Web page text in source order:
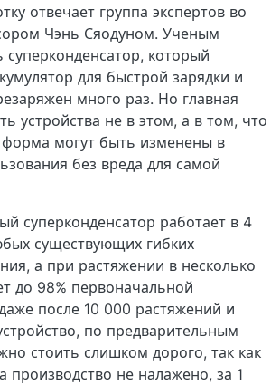
отвечает группа экспертов во
Чэнь Сяодуном. Ученым
суперконденсатор, который
для быстрой зарядки и
много раз. Но главная
устройства не в этом, а в том, что
форма могут быть изменены в
без вреда для самой
суперконденсатор работает в 4
существующих гибких
а при растяжении в несколько
до 98% первоначальной
после 10 000 растяжений и
по предварительным
стоить слишком дорого, так как
производство не налажено, за 1